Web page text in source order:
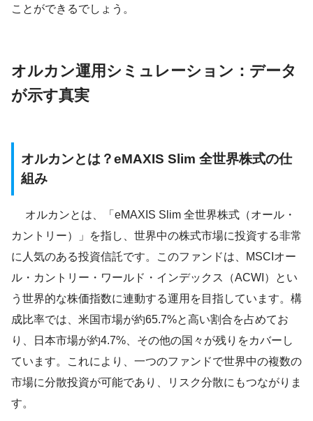
ことができるでしょう。
オルカン運用シミュレーション：データ
が示す真実
オルカンとは？eMAXIS Slim 全世界株式の仕
組み
オルカンとは、「eMAXIS Slim 全世界株式（オール・
カントリー）」を指し、世界中の株式市場に投資する非常
に人気のある投資信託です。このファンドは、MSCIオー
ル・カントリー・ワールド・インデックス（ACWI）とい
う世界的な株価指数に連動する運用を目指しています。構
成比率では、米国市場が約65.7%と高い割合を占めてお
り、日本市場が約4.7%、その他の国々が残りをカバーし
ています。これにより、一つのファンドで世界中の複数の
市場に分散投資が可能であり、リスク分散にもつながりま
す。